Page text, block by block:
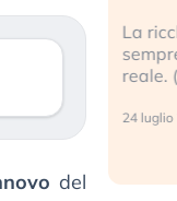
del
retail (…)
La
reale.
24 luglio